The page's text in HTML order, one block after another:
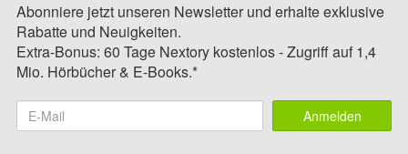
Abonniere jetzt unseren Newsletter und erhalte exklusive
Rabatte und Neuigkeiten.
Extra-Bonus: 60 Tage Nextory kostenlos - Zugriff auf 1,4
Mio. Hörbücher & E-Books.*
Anmelden